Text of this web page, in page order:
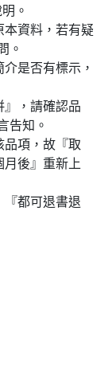
。
本資料，若有疑
。
是否有標示，
』，請確認品
告知。
品項，故『取
後』重新上
『都可退書退